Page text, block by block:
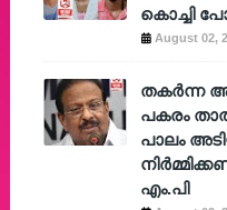
കൊച്ചി
August 02,
തകർന്ന
പകരം
പാലം
എം.പി